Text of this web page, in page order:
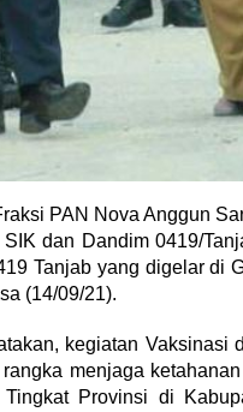
PAN Nova Anggun
dan Dandim 0419/
Tanjab yang digelar di
(14/09/21).
kegiatan Vaksinasi
menjaga
Provinsi di